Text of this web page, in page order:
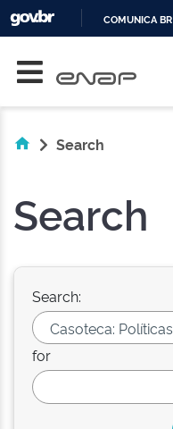
COMUNICA BR
Search
Search
Search:
for